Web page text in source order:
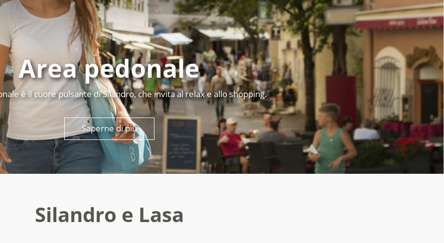
Area pedonale
è il cuore pulsante di Silandro, che invita al relax e allo shopping.
Saperne di più
Silandro e Lasa